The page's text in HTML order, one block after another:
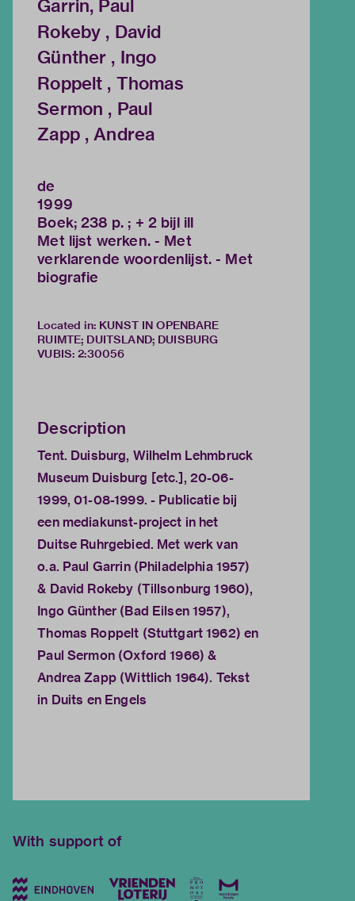
Garrin, Paul
Rokeby , David
Günther , Ingo
Roppelt , Thomas
Sermon , Paul
Zapp , Andrea
de
1999
Boek; 238 p. ; + 2 bijl ill
Met lijst werken. - Met
verklarende woordenlijst. - Met
biografie
Located in: KUNST IN OPENBARE
RUIMTE; DUITSLAND; DUISBURG
VUBIS: 2:30056
Description
Tent. Duisburg, Wilhelm Lehmbruck
Museum Duisburg [etc.], 20-06-
1999, 01-08-1999. - Publicatie bij
een mediakunst-project in het
Duitse Ruhrgebied. Met werk van
o.a. Paul Garrin (Philadelphia 1957)
& David Rokeby (Tillsonburg 1960),
Ingo Günther (Bad Eilsen 1957),
Thomas Roppelt (Stuttgart 1962) en
Paul Sermon (Oxford 1966) &
Andrea Zapp (Wittlich 1964). Tekst
in Duits en Engels
With support of